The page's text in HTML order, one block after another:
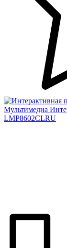
Мультимедиа
LMP8602CLRU